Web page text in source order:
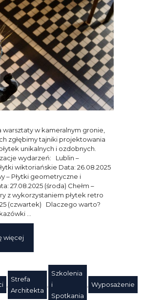
warsztaty w kameralnym gronie,
zgłębimy tajniki projektowania
unikalnych i ozdobnych.
wydarzeń: Lublin –
wiktoriańskie Data: 26.08.2025
– Płytki geometryczne i
27.08.2025 (środa) Chełm –
z wykorzystaniem płytek retro
(czwartek) Dlaczego warto?
…
więcej
Strefa
Architekta
Szkolenia
i
Spotkania
Wyposażenie